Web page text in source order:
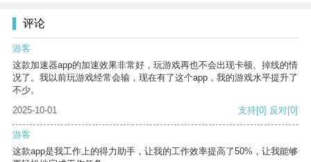
评论
游客
这款加速器app的加速效果非常好，玩游戏再也不会出现卡顿、掉线的情
况了。我以前玩游戏经常会输，现在有了这个app，我的游戏水平提升了
不少。
2025-10-01
支持[0] 反对[0]
游客
这款app是我工作上的得力助手，让我的工作效率提高了50%，让我能够